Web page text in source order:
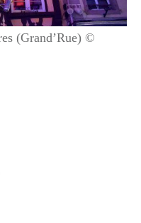
(Grand’Rue) ©